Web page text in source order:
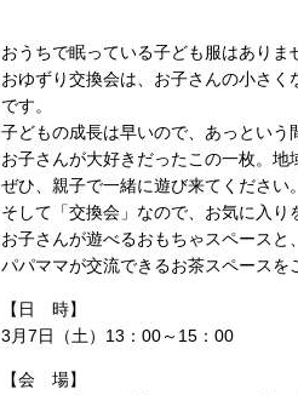
おうちで眠っている子ども服はありま
おゆずり交換会は、お子さんの小さ
です。
子どもの成長は早いので、あっという
お子さんが大好きだったこの一枚。地
ぜひ、親子で一緒に遊び来てください。
そして「交換会」なので、お気に入り
お子さんが遊べるおもちゃスペースと、
パパママが交流できるお茶スペースを
【日 時】
3月7日（土）13：00～15：00
【会 場】